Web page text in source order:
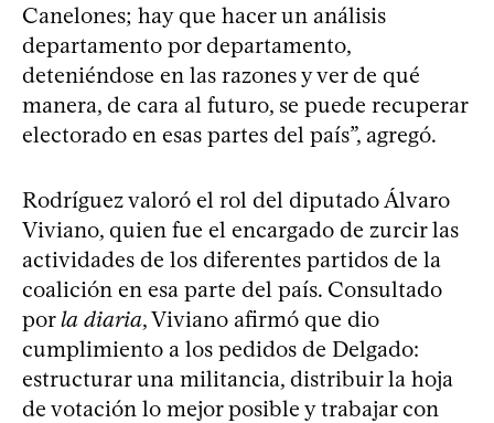
Canelones; hay que hacer un análisis
departamento por departamento,
deteniéndose en las razones y ver de qué
manera, de cara al futuro, se puede recuperar
electorado en esas partes del país”, agregó.
Rodríguez valoró el rol del diputado Álvaro
Viviano, quien fue el encargado de zurcir las
actividades de los diferentes partidos de la
coalición en esa parte del país. Consultado
porla diaria, Viviano afirmó que dio
cumplimiento a los pedidos de Delgado:
estructurar una militancia, distribuir la hoja
de votación lo mejor posible y trabajar con